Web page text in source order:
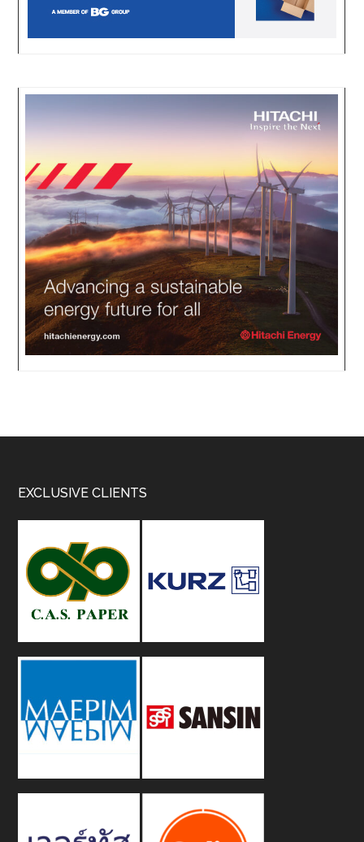
Footer
EXCLUSIVE CLIENTS